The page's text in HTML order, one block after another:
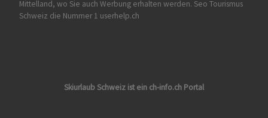
Mittelland, wo Sie auch Werbung erhalten werden. Seo Tourismus
Schweiz die Nummer 1 userhelp.ch
Skiurlaub Schweiz ist ein ch-info.ch Portal